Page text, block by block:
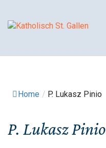
Inhalt
Home / P. Lukasz Pinio
P. Lukasz Pinio